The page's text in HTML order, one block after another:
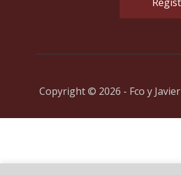
Copyright © 2026 - Fco y